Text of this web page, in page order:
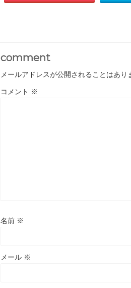
comment
メールアドレスが公開されることはあり
コメント ※
名前 ※
メール ※